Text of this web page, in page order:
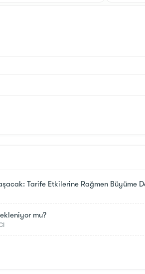
Tarife Etkilerine Rağmen Büyüme
mu?